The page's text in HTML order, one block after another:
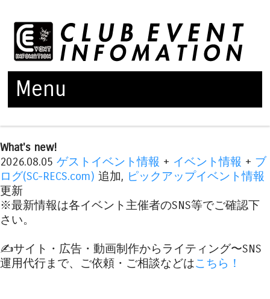
Menu
What's new!
2026.08.05 ゲストイベント情報 + イベント情報 + ブ
ログ(SC-RECS.com) 追加, ピックアップイベント情報
更新
※最新情報は各イベント主催者のSNS等でご確認下
さい。
✍️サイト・広告・動画制作からライティング〜SNS
運用代行まで、ご依頼・ご相談などはこちら！